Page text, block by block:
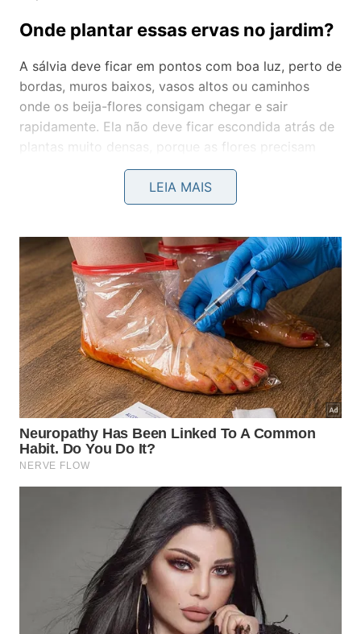
Onde plantar essas ervas no jardim?
A sálvia deve ficar em pontos com boa luz, perto de
bordas, muros baixos, vasos altos ou caminhos
onde os beija-flores consigam chegar e sair
rapidamente. Ela não deve ficar escondida atrás de
plantas muito densas, porque as flores precisam
O manjericão funciona melhor em canteiros
ou de vasos com outras ervas. Para sabiás e tico-
ticos, deixe o entorno menos estéril: um pouco de
terra visível, folhas secas e plantas de alturas
diferentes criam mais oportunidades de busca por
alimento.
LEIA MAIS